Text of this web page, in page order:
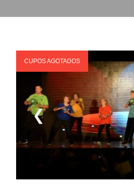
CUPOS AGOTADOS
❮